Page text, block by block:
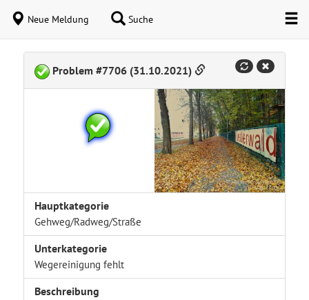
Neue Meldung Suche
Problem #7706 (31.10.2021)
Hauptkategorie
Gehweg/Radweg/Straße
Unterkategorie
Wegereinigung fehlt
Beschreibung